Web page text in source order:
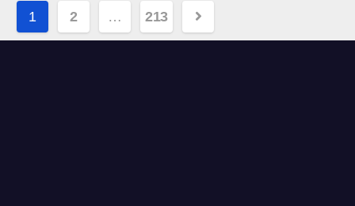
Навигация
по
1 2 … 213